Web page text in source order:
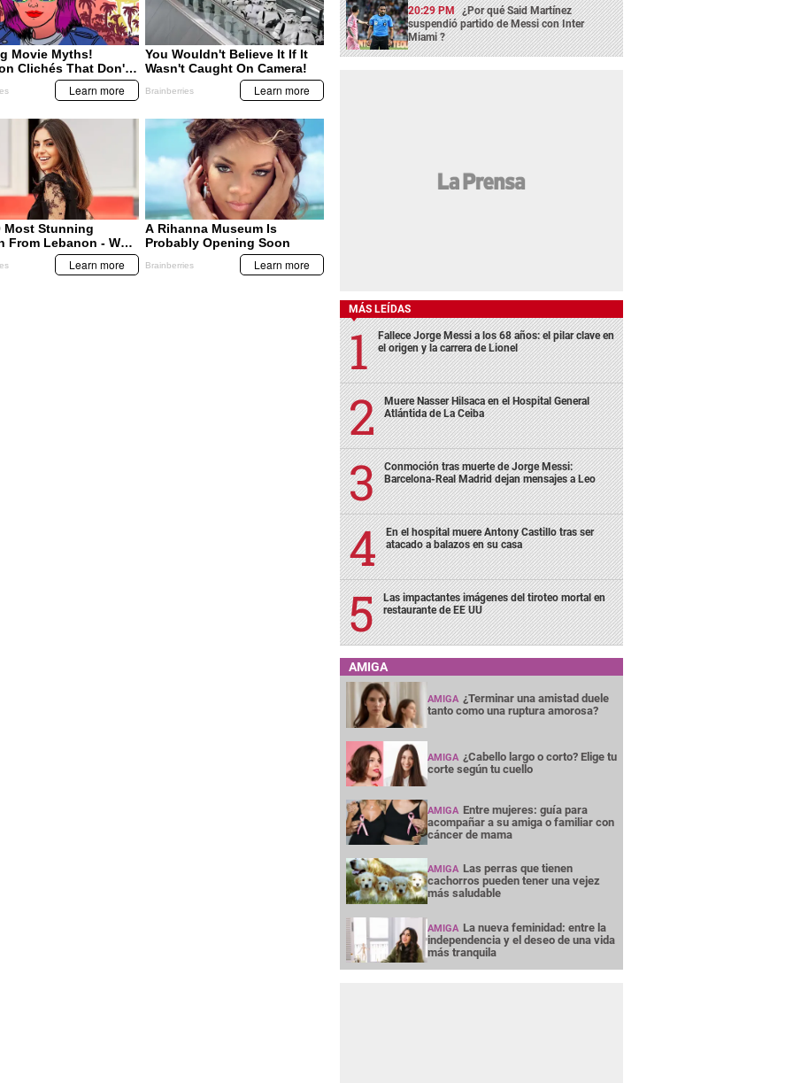
20:29 PM ¿Por qué Said Martínez
suspendió partido de Messi con Inter
Miami ?
MÁS LEÍDAS
Fallece Jorge Messi a los 68 años: el pilar clave en
el origen y la carrera de Lionel
Muere Nasser Hilsaca en el Hospital General
Atlántida de La Ceiba
Conmoción tras muerte de Jorge Messi:
Barcelona-Real Madrid dejan mensajes a Leo
En el hospital muere Antony Castillo tras ser
atacado a balazos en su casa
Las impactantes imágenes del tiroteo mortal en
restaurante de EE UU
AMIGA
AMIGA ¿Terminar una amistad duele
tanto como una ruptura amorosa?
AMIGA ¿Cabello largo o corto? Elige tu
corte según tu cuello
AMIGA Entre mujeres: guía para
acompañar a su amiga o familiar con
cáncer de mama
AMIGA Las perras que tienen
cachorros pueden tener una vejez
más saludable
AMIGA La nueva feminidad: entre la
independencia y el deseo de una vida
más tranquila